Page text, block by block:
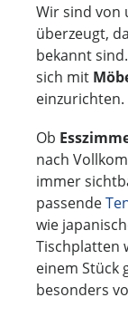
Wir sind von
überzeugt,
bekannt
sich mit
einzurichten.
Ob
nach
immer
passende
wie
Tischplatten
einem Stück
besonders